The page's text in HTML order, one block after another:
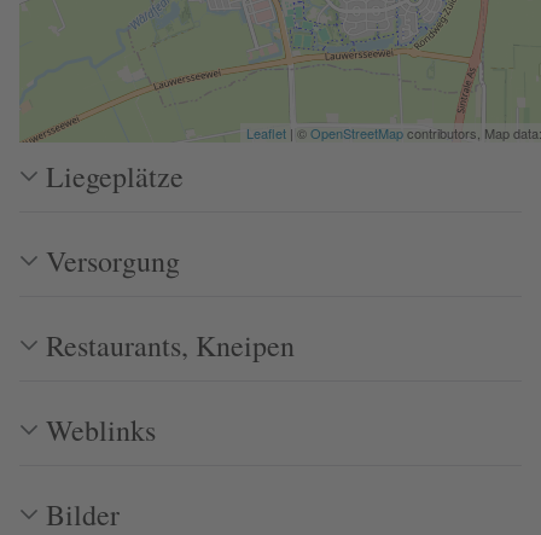
Leaflet | ©OpenStreetMapcontributors, Map
Liegeplätze
Versorgung
Restaurants, Kneipen
Weblinks
Bilder